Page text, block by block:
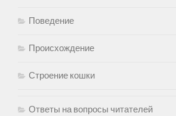
Поведение
Происхождение
Строение кошки
Ответы на вопросы читателей